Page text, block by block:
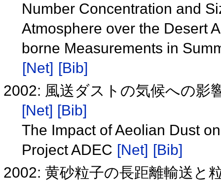
Number Concentration and
Atmosphere over the Desert
borne Measurements in
[Net] [Bib]
2002: 風送ダストの気候への影
[Net] [Bib]
The Impact of Aeolian Dust
Project ADEC [Net] [Bib]
2002: 黄砂粒子の長距離輸送と